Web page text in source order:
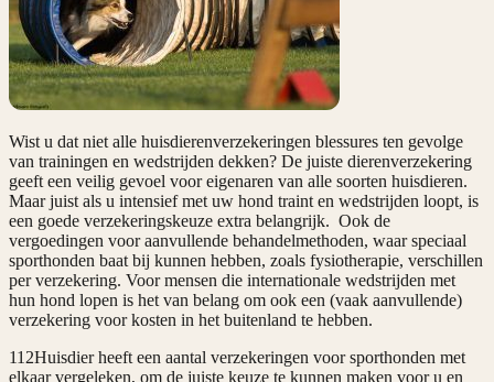
Wist u dat niet alle huisdierenverzekeringen blessures ten gevolge
van trainingen en wedstrijden dekken? De juiste dierenverzekering
geeft een veilig gevoel voor eigenaren van alle soorten huisdieren.
Maar juist als u intensief met uw hond traint en wedstrijden loopt, is
een goede verzekeringskeuze extra belangrijk. Ook de
vergoedingen voor aanvullende behandelmethoden, waar speciaal
sporthonden baat bij kunnen hebben, zoals fysiotherapie, verschillen
per verzekering. Voor mensen die internationale wedstrijden met
hun hond lopen is het van belang om ook een (vaak aanvullende)
verzekering voor kosten in het buitenland te hebben.
112Huisdier heeft een aantal verzekeringen voor sporthonden met
elkaar vergeleken, om de juiste keuze te kunnen maken voor u en